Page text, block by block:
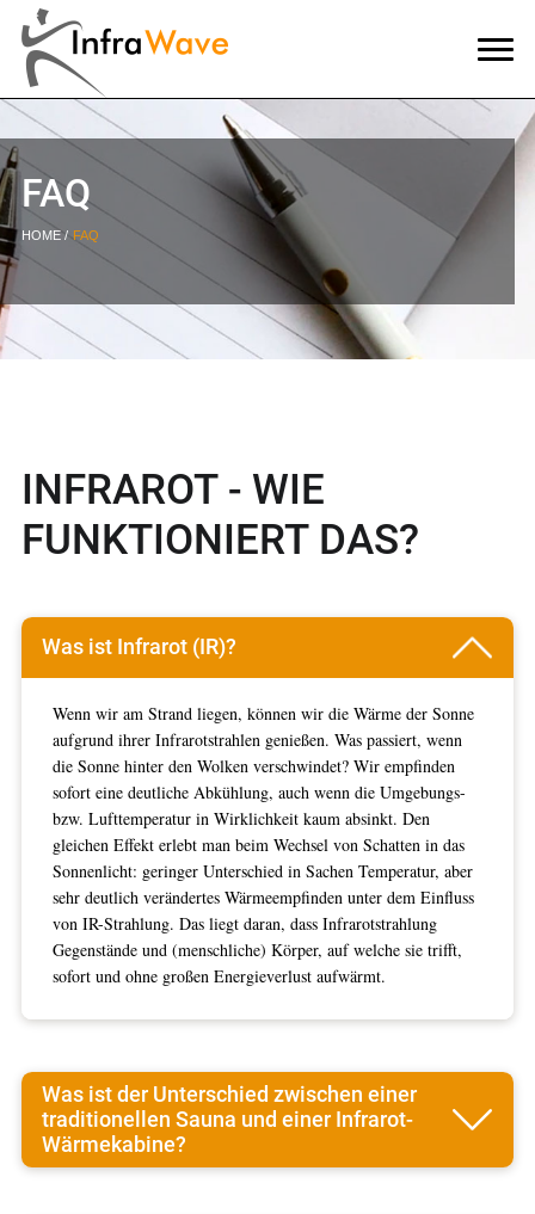
FAQ
HOME FAQ
INFRAROT - WIE
FUNKTIONIERT DAS?
Was ist Infrarot (IR)?
Wenn wir am Strand liegen, können wir die Wärme der Sonne
aufgrund ihrer Infrarotstrahlen genießen. Was passiert, wenn
die Sonne hinter den Wolken verschwindet? Wir empfinden
sofort eine deutliche Abkühlung, auch wenn die Umgebungs-
bzw. Lufttemperatur in Wirklichkeit kaum absinkt. Den
gleichen Effekt erlebt man beim Wechsel von Schatten in das
Sonnenlicht: geringer Unterschied in Sachen Temperatur, aber
sehr deutlich verändertes Wärmeempfinden unter dem Einfluss
von IR-Strahlung. Das liegt daran, dass Infrarotstrahlung
Gegenstände und (menschliche) Körper, auf welche sie trifft,
sofort und ohne großen Energieverlust aufwärmt.
Was ist der Unterschied zwischen einer
traditionellen Sauna und einer Infrarot-
Wärmekabine?